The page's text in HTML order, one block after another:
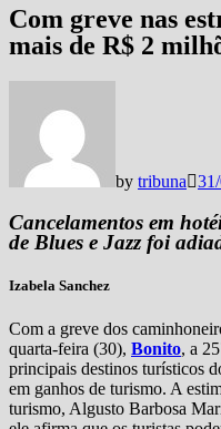
Com greve nas
mais de R$ 2
by tribuna
Cancelamentos em
de Blues e Jazz foi
Izabela Sanchez
Com a greve dos
quarta-feira (30), Bonito, a
principais destinos turísticos
em ganhos de turismo. A
turismo, Algusto Barbosa